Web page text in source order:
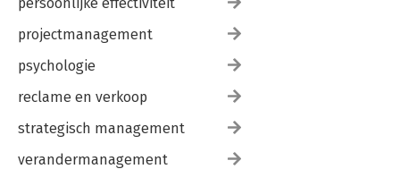
projectmanagement
psychologie
reclame en verkoop
strategisch management
verandermanagement